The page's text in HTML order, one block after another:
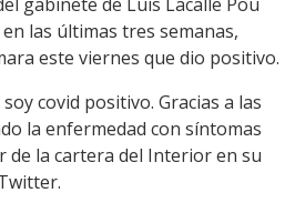
las últimas tres semanas,
este viernes que dio positivo.
covid positivo. Gracias a las
la enfermedad con síntomas
de la cartera del Interior en su